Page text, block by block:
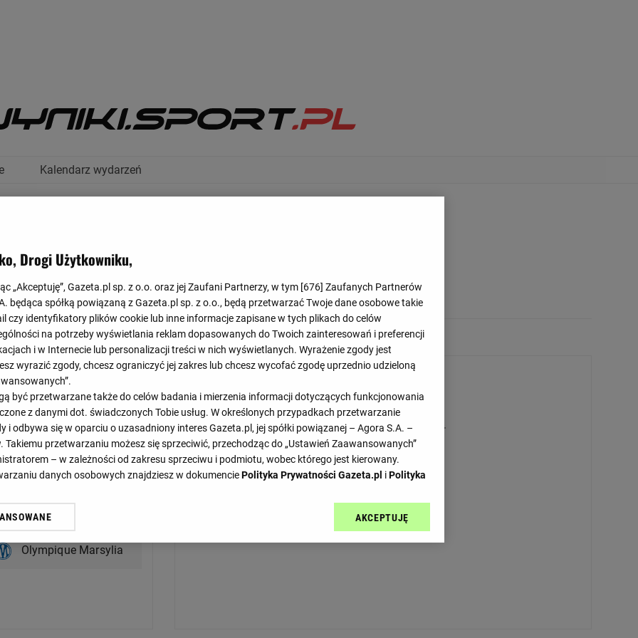
Kalendarz wydarzeń
TABELA
Saint-Etienne
US Ecotay Moingt
Saint-Etienne
Saint-Etienne
Olympique Marsylia
Przepraszamy, brak danych.
Drogi Użytkowniku,
„Akceptuję”, Gazeta.pl sp. z o.o. oraz jej Zaufani Partnerzy, w tym [676] Zaufanych Partnerów
będąca spółką powiązaną z Gazeta.pl sp. z o.o., będą przetwarzać Twoje dane osobowe takie
czy identyfikatory plików cookie lub inne informacje zapisane w tych plikach do celów
na potrzeby wyświetlania reklam dopasowanych do Twoich zainteresowań i preferencji
i w Internecie lub personalizacji treści w nich wyświetlanych. Wyrażenie zgody jest
wyrazić zgody, chcesz ograniczyć jej zakres lub chcesz wycofać zgodę uprzednio udzieloną
być przetwarzane także do celów badania i mierzenia informacji dotyczących funkcjonowania
z danymi dot. świadczonych Tobie usług. W określonych przypadkach przetwarzanie
i odbywa się w oparciu o uzasadniony interes Gazeta.pl, jej spółki powiązanej – Agora S.A. –
Takiemu przetwarzaniu możesz się sprzeciwić, przechodząc do „Ustawień Zaawansowanych”
– w zależności od zakresu sprzeciwu i podmiotu, wobec którego jest kierowany.
danych osobowych znajdziesz w dokumenciePolityka Prywatności Gazeta.pl iPolityka
też zgodę na zainstalowanie i przechowywanie plików cookie Gazeta.pl sp. z o.o., jej
narzędzie do zarządzania twoimi preferencjami dot. przetwarzania danych poprzez
AKCEPTUJĘ